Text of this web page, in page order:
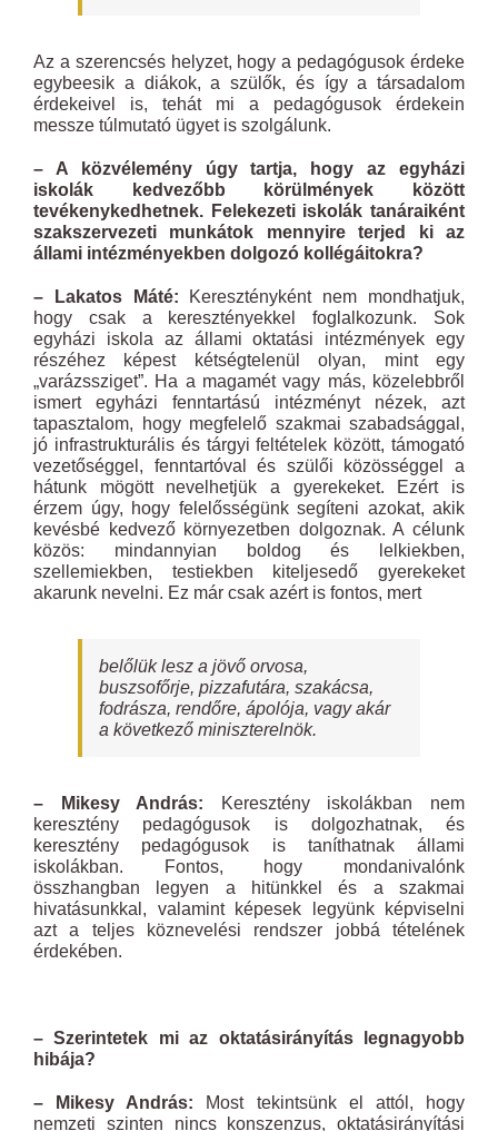
Az a szerencsés helyzet, hogy a pedagógusok érdeke
egybeesik a diákok, a szülők, és így a társadalom
érdekeivel is, tehát mi a pedagógusok érdekein
messze túlmutató ügyet is szolgálunk.
– A közvélemény úgy tartja, hogy az egyházi
iskolák kedvezőbb körülmények között
tevékenykedhetnek. Felekezeti iskolák tanáraiként
szakszervezeti munkátok mennyire terjed ki az
állami intézményekben dolgozó kollégáitokra?
– Lakatos Máté: Keresztényként nem mondhatjuk,
hogy csak a keresztényekkel foglalkozunk. Sok
egyházi iskola az állami oktatási intézmények egy
részéhez képest kétségtelenül olyan, mint egy
„varázssziget”. Ha a magamét vagy más, közelebbről
ismert egyházi fenntartású intézményt nézek, azt
tapasztalom, hogy megfelelő szakmai szabadsággal,
jó infrastrukturális és tárgyi feltételek között, támogató
vezetőséggel, fenntartóval és szülői közösséggel a
hátunk mögött nevelhetjük a gyerekeket. Ezért is
érzem úgy, hogy felelősségünk segíteni azokat, akik
kevésbé kedvező környezetben dolgoznak. A célunk
közös: mindannyian boldog és lelkiekben,
szellemiekben, testiekben kiteljesedő gyerekeket
akarunk nevelni. Ez már csak azért is fontos, mert
belőlük lesz a jövő orvosa,
buszsofőrje, pizzafutára, szakácsa,
fodrásza, rendőre, ápolója, vagy akár
a következő miniszterelnök.
– Mikesy András: Keresztény iskolákban nem
keresztény pedagógusok is dolgozhatnak, és
keresztény pedagógusok is taníthatnak állami
iskolákban. Fontos, hogy mondanivalónk
összhangban legyen a hitünkkel és a szakmai
hivatásunkkal, valamint képesek legyünk képviselni
azt a teljes köznevelési rendszer jobbá tételének
érdekében.
– Szerintetek mi az oktatásirányítás legnagyobb
hibája?
– Mikesy András: Most tekintsünk el attól, hogy
nemzeti szinten nincs konszenzus, oktatásirányítási